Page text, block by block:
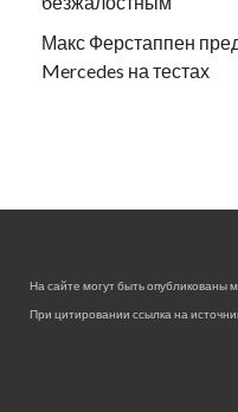
Макс Ферстаппен
Mercedes на тестах
На сайте могут быть опубликованы
При цитировании ссылка на